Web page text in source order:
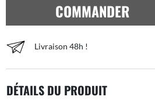
COMMANDER
Livraison 48h !
DÉTAILS DU PRODUIT